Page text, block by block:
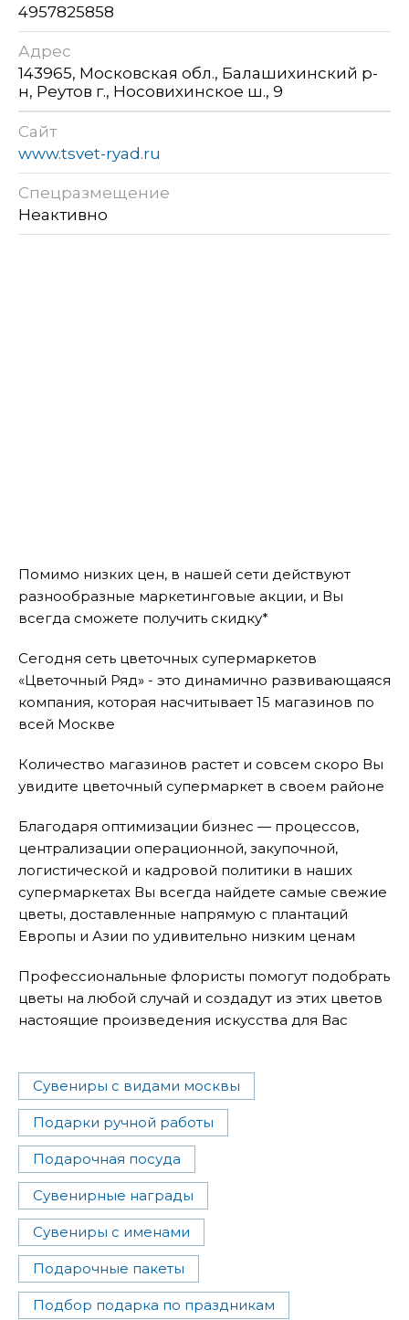
4957825858
Адрес
143965, Московская обл., Балашихинский р-
н, Реутов г., Носовихинское ш., 9
Сайт
www.tsvet-ryad.ru
Спецразмещение
Неактивно
Помимо низких цен, в нашей сети действуют
разнообразные маркетинговые акции, и Вы
всегда сможете получить скидку*
Сегодня сеть цветочных супермаркетов
«Цветочный Ряд» - это динамично развивающаяся
компания, которая насчитывает 15 магазинов по
всей Москве
Количество магазинов растет и совсем скоро Вы
увидите цветочный супермаркет в своем районе
Благодаря оптимизации бизнес — процессов,
централизации операционной, закупочной,
логистической и кадровой политики в наших
супермаркетах Вы всегда найдете самые свежие
цветы, доставленные напрямую с плантаций
Европы и Азии по удивительно низким ценам
Профессиональные флористы помогут подобрать
цветы на любой случай и создадут из этих цветов
настоящие произведения искусства для Вас
Сувениры с видами москвы
Подарки ручной работы
Подарочная посуда
Сувенирные награды
Сувениры с именами
Подарочные пакеты
Подбор подарка по праздникам